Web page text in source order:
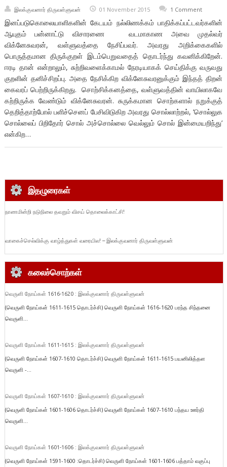
இலக்குவனார் திருவள்ளுவன் 01 November 2015 1 Comment
இனப்படுகொலையாளிகளின் கேடயம் நல்லிணக்கம் பாதிக்கப்பட்டவர்களின்
ஆயுதம் பன்னாட்டு விசாரணை வடமாகாண அவை முதல்வர்
விக்னேசுவரன், வள்ளுவத்தை நேசிப்பவர். அவரது அறிக்கைகளில்
பொருத்தமான திருக்குறள் இடம்பெறுவதைத் தொடர்ந்து கவனிக்கிறேன்.
ஈரடி தான் என்றாலும், சுற்றிவளைக்காமல் நேரடியாகக் செய்திக்கு வருவது
குறளின் தனிச்சிறப்பு. அதை நேசிக்கிற விக்னேசுவரனுக்கும் இந்தத் திறன்
கைவரப் பெற்றிருக்கிறது. சொற்சிக்கனத்தை, வள்ளுவத்தின் வாயிலாகவே
கற்றிருக்க வேண்டும் விக்னேசுவரன். சுருக்கமான சொற்களால் நறுக்குத்
தெறித்தாற்போல் பளிச்செனப் பேசிவிடுகிற அவரது சொல்லாற்றல், ‘சொல்லுக
சொல்லைப் பிறிதோர் சொல் அச்சொல்லை வெல்லும் சொல் இன்மையறிந்து’
என்கிற…
இதழுரைகள்
நாணமின்றி நடுநிலை தவறும் விசய் தொலைக்காட்சி!
வாகைச்செல்விக்கு வாழ்த்துகள் வரையில! – இலக்குவனார் திருவள்ளுவன்
கலைச்சொற்கள்
வெருளி நோய்கள் 1616-1620 : இலக்குவனார் திருவள்ளுவன்
(வெருளி நோய்கள் 1611-1615 தொடர்ச்சி) வெருளி நோய்கள் 1616-1620 பரந்த சிந்தனை
வெருளி...
வெருளி நோய்கள் 1611-1615 : இலக்குவனார் திருவள்ளுவன்
(வெருளி நோய்கள் 1607-1610 தொடர்ச்சி) வெருளி நோய்கள் 1611-1615 பயனிலித்தள
வெருளி -...
வெருளி நோய்கள் 1607-1610 : இலக்குவனார் திருவள்ளுவன்
(வெருளி நோய்கள் 1601-1606 தொடர்ச்சி) வெருளி நோய்கள் 1607-1610 பந்தய ஊர்தி
வெருளி...
வெருளி நோய்கள் 1601-1606 : இலக்குவனார் திருவள்ளுவன்
(வெருளி நோய்கள் 1591-1600 :தொடர்ச்சி) வெருளி நோய்கள் 1601-1606 பத்தாம் வகுப்பு